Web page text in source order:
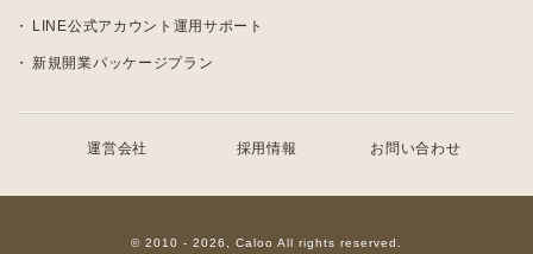
LINE公式アカウント運用サポート
新規開業パッケージプラン
運営会社 採用情報 お問い合わせ
© 2010 - 2026, Caloo All rights reserved.